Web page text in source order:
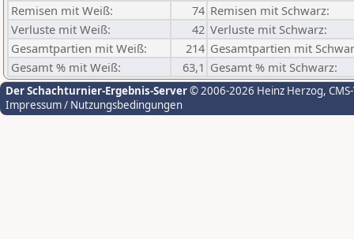
Remisen mit Weiß:
74 Remisen mit Schwarz:
Verluste mit Weiß:
42 Verluste mit Schwarz:
Gesamtpartien mit Weiß:
214 Gesamtpartien mit
Gesamt % mit Weiß:
63,1 Gesamt % mit Schwarz:
Der Schachturnier-Ergebnis-Server© 2006-2026 Heinz Herzog,
Impressum / Nutzungsbedingungen